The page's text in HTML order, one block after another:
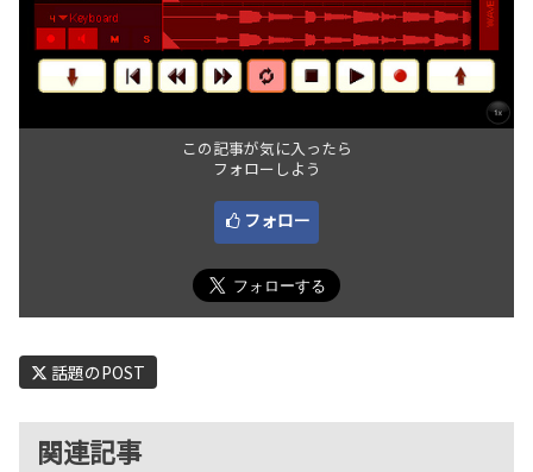
この記事が気に入ったら
フォローしよう
フォロー
話題のPOST
関連記事